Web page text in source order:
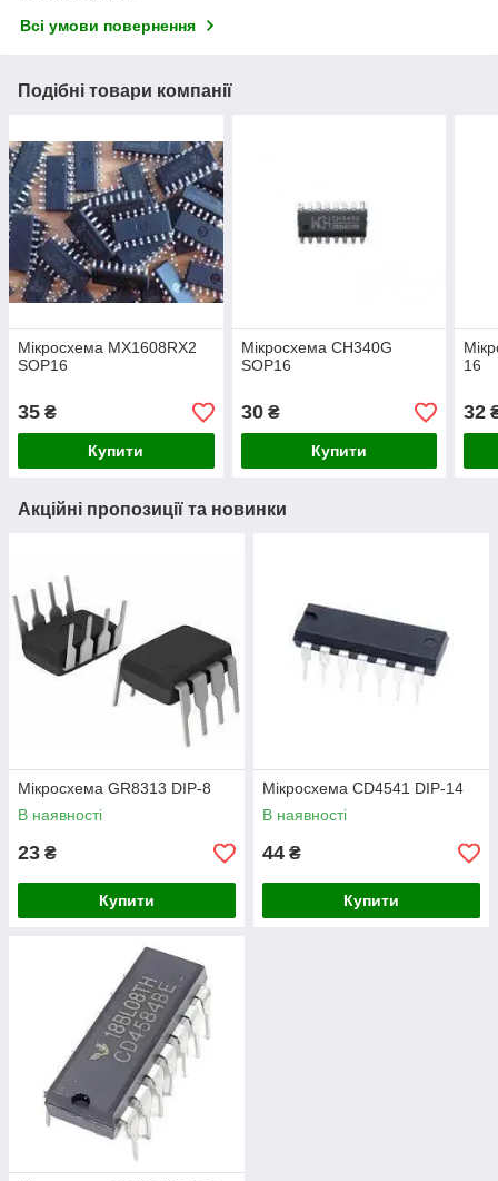
Всі умови повернення
Подібні товари компанії
Мікросхема MX1608RX2
SOP16
35 ₴
Купити
Мікросхема CH340G
SOP16
30₴
Купити
16
32
Акційні пропозиції та новинки
Мікросхема GR8313 DIP-8
В наявності
23 ₴
Купити
Мікросхема СD4541 DIP-14
В наявності
44 ₴
Купити